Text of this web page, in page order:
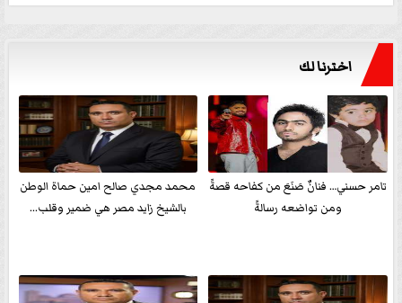
اخترنا لك
تامر حسني… فنانٌ صَنَعَ من كفاحه قصةً
ومن تواضعه رسالةً
محمد مجدي صالح امين حماة الوطن
بالشيخ زايد مصر هي ضمير وقلب...